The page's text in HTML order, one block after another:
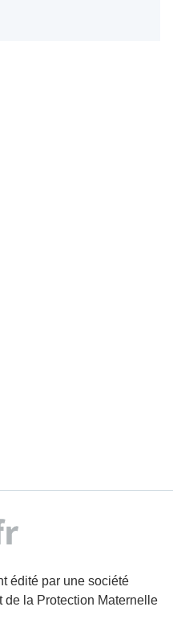
édité par une société
de la Protection Maternelle